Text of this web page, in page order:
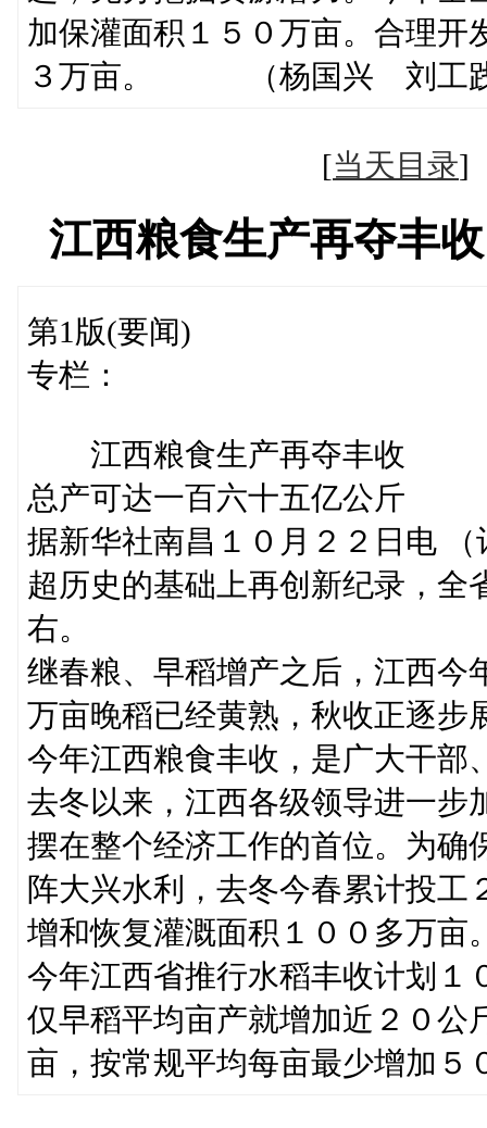
加保灌面积１５０万亩。合理开
３万亩。 （杨国兴 刘工
[当天目录
江西粮食生产再夺丰
第1版(要闻)
专栏：
江西粮食生产再夺丰收
总产可达一百六十五亿公斤
据新华社南昌１０月２２日电
超历史的基础上再创新纪录，全
右。
继春粮、早稻增产之后，江西今
万亩晚稻已经黄熟，秋收正逐步
今年江西粮食丰收，是广大干部
去冬以来，江西各级领导进一步
摆在整个经济工作的首位。为确
阵大兴水利，去冬今春累计投工
增和恢复灌溉面积１００多万亩
今年江西省推行水稻丰收计划１
仅早稻平均亩产就增加近２０公
亩，按常规平均每亩最少增加５